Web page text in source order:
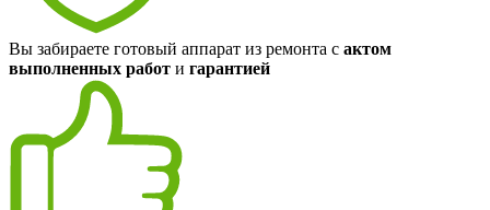
Вы забираете готовый аппарат из ремонта с актом
выполненных работ и гарантией